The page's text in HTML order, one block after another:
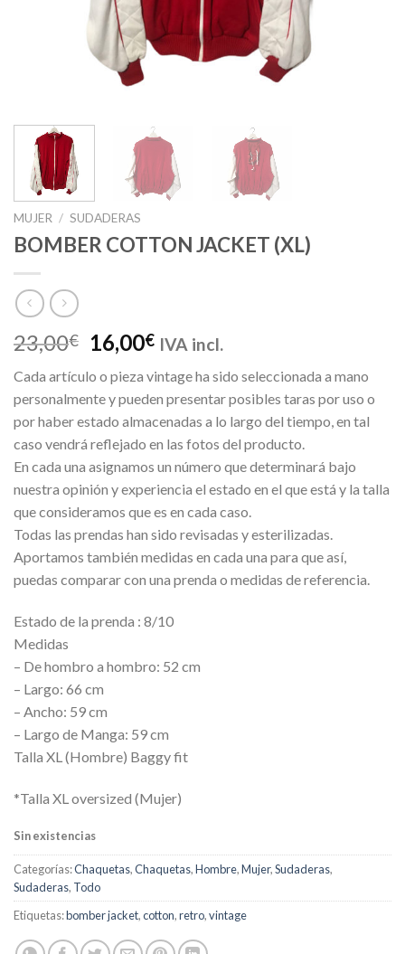
MUJER / SUDADERAS
BOMBER COTTON JACKET (XL)
23,00€
El
precio
original
era:
23,00€.
16,00€El
actual
es:
16,00€.
IVA incl.
Cada artículo o pieza vintage ha sido seleccionada a mano
personalmente y pueden presentar posibles taras por uso o
por haber estado almacenadas a lo largo del tiempo, en tal
caso vendrá reflejado en las fotos del producto.
En cada una asignamos un número que determinará bajo
nuestra opinión y experiencia el estado en el que está y la talla
que consideramos que es en cada caso.
Todas las prendas han sido revisadas y esterilizadas.
Aportamos también medidas en cada una para que así,
puedas comparar con una prenda o medidas de referencia.
Estado de la prenda : 8/10
Medidas
– De hombro a hombro: 52 cm
– Largo: 66 cm
– Ancho: 59 cm
– Largo de Manga: 59 cm
Talla XL (Hombre) Baggy fit
*Talla XL oversized (Mujer)
Sin existencias
Categorías:Chaquetas,Chaquetas,Hombre,Mujer,Sudaderas,
Sudaderas, Todo
Etiquetas:bomber jacket,cotton,retro,vintage